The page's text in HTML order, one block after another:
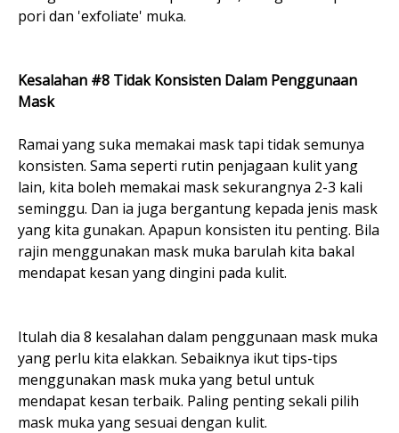
pori dan 'exfoliate' muka.
Kesalahan #8 Tidak Konsisten Dalam Penggunaan
Mask
Ramai yang suka memakai mask tapi tidak semunya
konsisten. Sama seperti rutin penjagaan kulit yang
lain, kita boleh memakai mask sekurangnya 2-3 kali
seminggu. Dan ia juga bergantung kepada jenis mask
yang kita gunakan. Apapun konsisten itu penting. Bila
rajin menggunakan mask muka barulah kita bakal
mendapat kesan yang dingini pada kulit.
Itulah dia 8 kesalahan dalam penggunaan mask muka
yang perlu kita elakkan. Sebaiknya ikut tips-tips
menggunakan mask muka yang betul untuk
mendapat kesan terbaik. Paling penting sekali pilih
mask muka yang sesuai dengan kulit.